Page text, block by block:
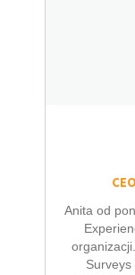
Anita od